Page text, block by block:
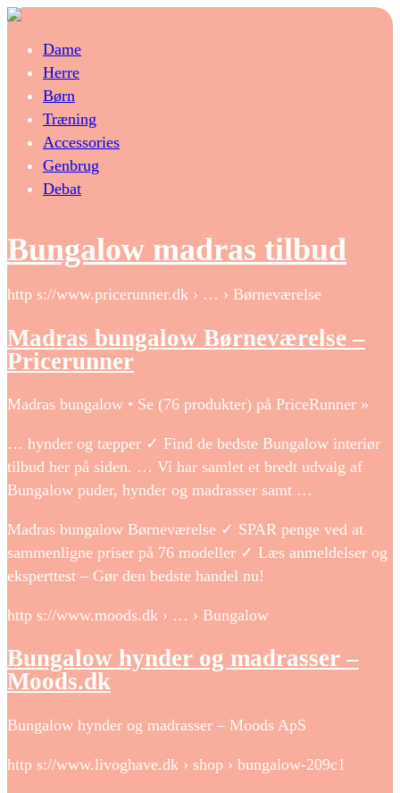
Dame
Herre
Børn
Træning
Accessories
Genbrug
Debat
Bungalow madras tilbud
http s://www.pricerunner.dk › … › Børneværelse
Madras bungalow Børneværelse –
Pricerunner
Madras bungalow • Se (76 produkter) på PriceRunner »
… hynder og tæpper ✓ Find de bedste Bungalow interiør
tilbud her på siden. … Vi har samlet et bredt udvalg af
Bungalow puder, hynder og madrasser samt …
Madras bungalow Børneværelse ✓ SPAR penge ved at
sammenligne priser på 76 modeller ✓ Læs anmeldelser og
eksperttest – Gør den bedste handel nu!
http s://www.moods.dk › … › Bungalow
Bungalow hynder og madrasser –
Moods.dk
Bungalow hynder og madrasser – Moods ApS
http s://www.livoghave.dk › shop › bungalow-209c1